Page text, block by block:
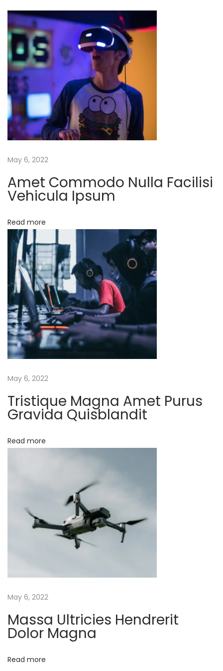
u
e
M
a
g
n
a
A
m
e
u
r
s
G
d
a
Q
u
s
a
d
o
d
o
u
May 6, 2022
Amet Commodo Nulla Facilisi
Vehicula Ipsum
Read more
May 6, 2022
Tristique Magna Amet Purus
Gravida Quisblandit
Read more
May 6, 2022
Massa Ultricies Hendrerit
Dolor Magna
Read more